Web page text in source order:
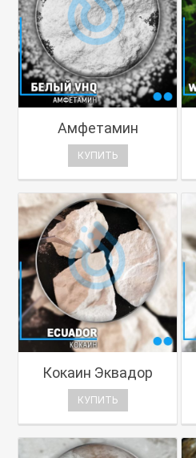
Амфетамин
КУПИТЬ
Кокаин Эквадор
КУПИТЬ